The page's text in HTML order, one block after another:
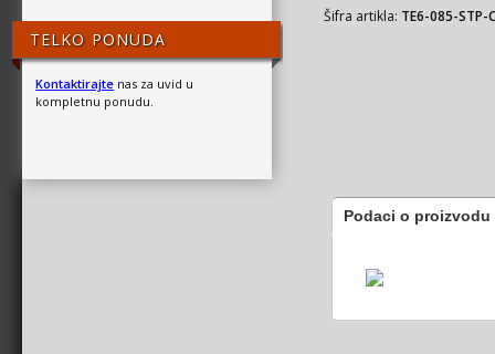
TELKO PONUDA
Kontaktirajte nas za uvid u
kompletnu ponudu.
Šifra artikla: TE6-085-STP-
Podaci o proizvodu